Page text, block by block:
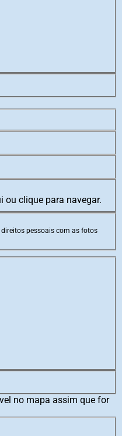
ou clique para navegar.
pessoais com as fotos
no mapa assim que for